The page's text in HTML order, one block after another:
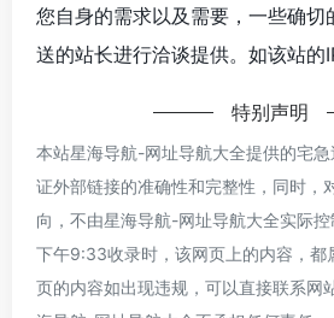
您自身的需求以及需要，一些确切
送的站长进行洽谈提供。如该站的
特别声明
本站星海导航-网址导航大全提供的宅
证外部链接的准确性和完整性，同时，
向，不由星海导航-网址导航大全实际
下午9:33收录时，该网页上的内容，都
页的内容如出现违规，可以直接联系网